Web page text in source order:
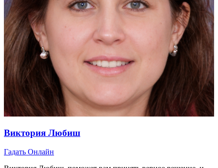
Виктория Любиш
Гадать Онлайн